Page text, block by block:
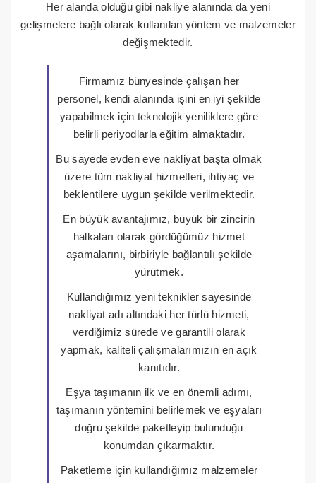
Her alanda olduğu gibi nakliye alanında da yeni
gelişmelere bağlı olarak kullanılan yöntem ve malzemeler
değişmektedir.
Firmamız bünyesinde çalışan her
personel, kendi alanında işini en iyi şekilde
yapabilmek için teknolojik yeniliklere göre
belirli periyodlarla eğitim almaktadır.
Bu sayede evden eve nakliyat başta olmak
üzere tüm nakliyat hizmetleri, ihtiyaç ve
beklentilere uygun şekilde verilmektedir.
En büyük avantajımız, büyük bir zincirin
halkaları olarak gördüğümüz hizmet
aşamalarını, birbiriyle bağlantılı şekilde
yürütmek.
Kullandığımız yeni teknikler sayesinde
nakliyat adı altındaki her türlü hizmeti,
verdiğimiz sürede ve garantili olarak
yapmak, kaliteli çalışmalarımızın en açık
kanıtıdır.
Eşya taşımanın ilk ve en önemli adımı,
taşımanın yöntemini belirlemek ve eşyaları
doğru şekilde paketleyip bulunduğu
konumdan çıkarmaktır.
Paketleme için kullandığımız malzemeler